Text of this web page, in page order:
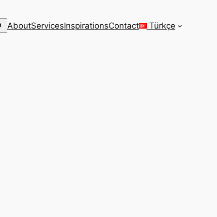
AboutServicesInspirationsContact Türkçe